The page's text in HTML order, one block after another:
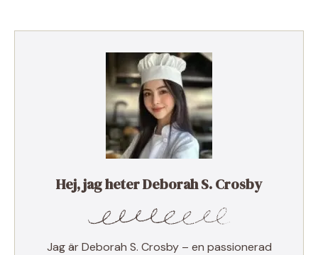
Hej, jag heter Deborah S. Crosby
Jag är Deborah S. Crosby – en passionerad